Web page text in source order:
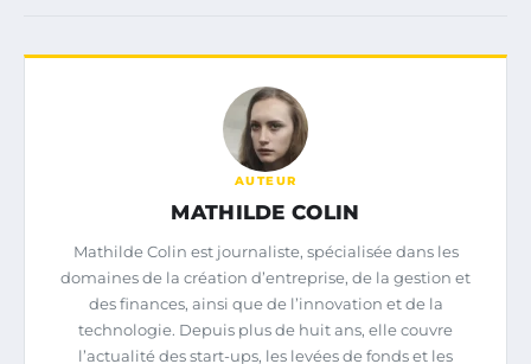
AUTEUR
MATHILDE COLIN
Mathilde Colin est journaliste, spécialisée dans les
domaines de la création d’entreprise, de la gestion et
des finances, ainsi que de l’innovation et de la
technologie. Depuis plus de huit ans, elle couvre
l’actualité des start-ups, les levées de fonds et les